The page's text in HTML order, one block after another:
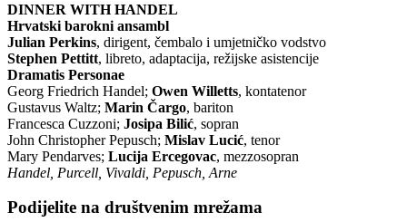
DINNER WITH HANDEL
Hrvatski barokni ansambl
Julian Perkins, dirigent, čembalo i umjetničko vodstvo
Stephen Pettitt, libreto, adaptacija, režijske asistencije
Dramatis Personae
Georg Friedrich Handel; Owen Willetts, kontatenor
Gustavus Waltz; Marin Čargo, bariton
Francesca Cuzzoni; Josipa Bilić, sopran
John Christopher Pepusch; Mislav Lucić, tenor
Mary Pendarves; Lucija Ercegovac, mezzosopran
Handel, Purcell, Vivaldi, Pepusch, Arne
Podijelite na društvenim mrežama